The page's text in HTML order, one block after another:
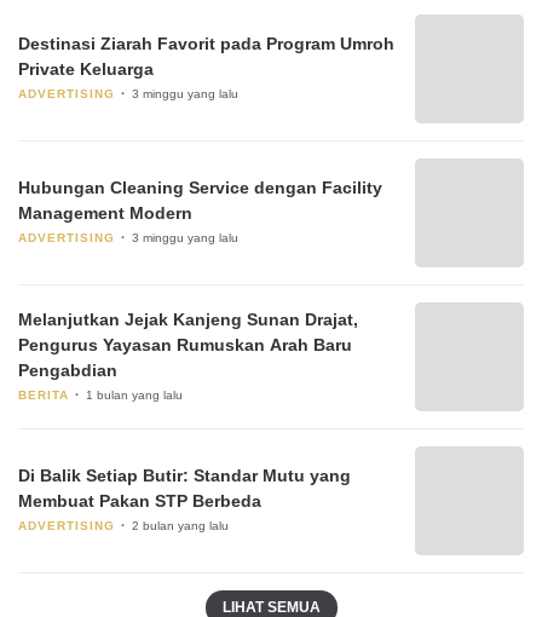
Destinasi Ziarah Favorit pada Program Umroh
Private Keluarga
ADVERTISING 3 minggu yang lalu
Hubungan Cleaning Service dengan Facility
Management Modern
ADVERTISING 3 minggu yang lalu
Melanjutkan Jejak Kanjeng Sunan Drajat,
Pengurus Yayasan Rumuskan Arah Baru
Pengabdian
BERITA 1 bulan yang lalu
Di Balik Setiap Butir: Standar Mutu yang
Membuat Pakan STP Berbeda
ADVERTISING 2 bulan yang lalu
LIHAT SEMUA